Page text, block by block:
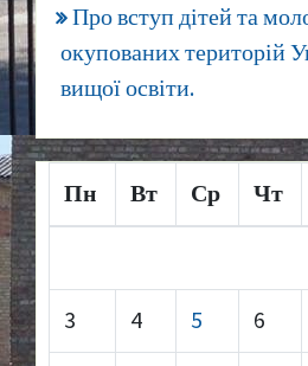
Про вступ дітей та
окупованих територій
вищої освіти.
Пн Вт Ср Чт
3 4 5 6